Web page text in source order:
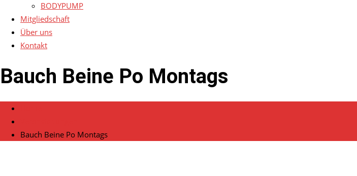
BODYPUMP
Mitgliedschaft
Über uns
Kontakt
Bauch Beine Po Montags
Bauch Beine Po Montags